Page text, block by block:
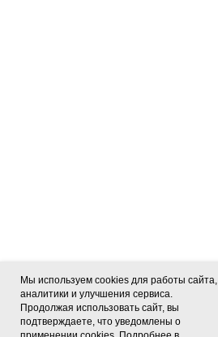
Мы используем cookies для работы сайта,
аналитики и улучшения сервиса.
Продолжая использовать сайт, вы
подтверждаете, что уведомлены о